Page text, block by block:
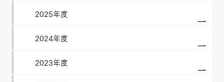
2025年度
2024年度
2023年度